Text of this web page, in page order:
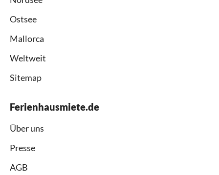
Ostsee
Mallorca
Weltweit
Sitemap
Ferienhausmiete.de
Über uns
Presse
AGB